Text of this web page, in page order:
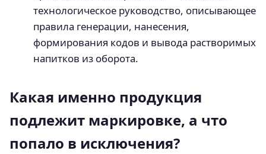
технологическое руководство, описывающее
правила генерации, нанесения,
формирования кодов и вывода растворимых
напитков из оборота.
Какая именно продукция
подлежит маркировке, а что
попало в исключения?